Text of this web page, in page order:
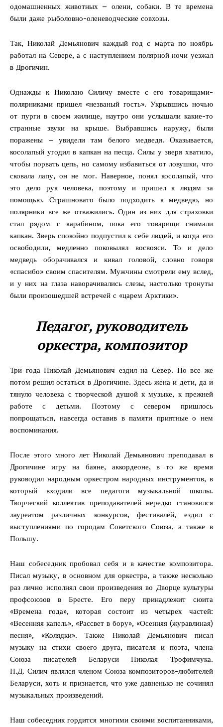
одомашненных животных – олени, собаки. В те времена
были даже рыболовно-оленеводческие совхозы.
Так, Николай Демьянович каждый год с марта по ноябрь
работал на Севере, а с наступлением полярной ночи уезжал
в Дрогичин.
Однажды к Николаю Силичу вместе с его товарищами-
полярниками пришел «незваный гость». Укрывшись ночью
от пурги в своем жилище, наутро они услышали какие-то
странные звуки на крыше. Выбравшись наружу, были
поражены – увидели там белого медведя. Оказывается,
косолапый угодил в капкан на песца. Силы у зверя хватило,
чтобы порвать цепь, но самому избавиться от ловушки, что
сковала лапу, он не мог. Наверное, понял косолапый, что
это дело рук человека, поэтому и пришел к людям за
помощью. Страшновато было подходить к медведю, но
полярники все же отважились. Один из них для страховки
стал рядом с карабином, пока его товарищи снимали
капкан. Зверь спокойно подпустил к себе людей, и когда его
освободили, медленно поковылял восвояси. То и дело
медведь оборачивался и кивал головой, словно говоря
«спасибо» своим спасителям. Мужчины смотрели ему вслед,
и у них на глаза наворачивались слезы, настолько тронуты
были произошедшей встречей с «царем Арктики».
Педагог, руководитель
оркестра, композитор
Три года Николай Демьянович ездил на Север. Но все же
потом решил остаться в Дрогичине. Здесь жена и дети, да и
тянуло человека с творческой душой к музыке, к прежней
работе с детьми. Поэтому с севером пришлось
попрощаться, навсегда оставив в памяти приятные о нем
воспоминания.
После этого много лет Николай Демьянович преподавал в
Дрогичине игру на баяне, аккордеоне, в то же время
руководил народным оркестром народных инструментов, в
который входили все педагоги музыкальной школы.
Творческий коллектив преподавателей нередко становился
лауреатом различных конкурсов, фестивалей, ездил с
выступлениями по городам Советского Союза, а также в
Польшу.
Наш собеседник пробовал себя и в качестве композитора.
Писал музыку, в основном для оркестра, а также несколько
раз лично исполнял свои произведения во Дворце культуры
профсоюзов в Бресте. Его перу принадлежит сюита
«Времена года», которая состоит из четырех частей:
«Весенняя капель», «Рассвет в бору», «Осенняя (журавлиная)
песня», «Колядки». Также Николай Демьянович писал
музыку на стихи своего друга, писателя и поэта, члена
Союза писателей Беларуси Николая Трофимчука.
Н.Д. Силич являлся членом Союза композиторов-любителей
Беларуси, хоть и признается, что уже давненько не сочинял
музыкальных произведений.
Наш собеседник гордится многими своими воспитанниками,